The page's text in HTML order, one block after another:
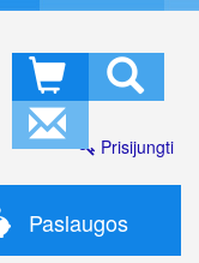
Prisijungti
Paslaugos